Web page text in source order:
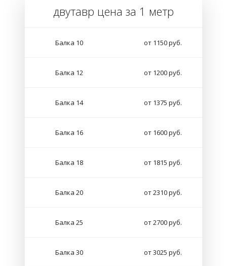
двутавр цена за 1 метр
Балка 10 от 1150 руб.
Балка 12 от 1200 руб.
Балка 14 от 1375 руб.
Балка 16 от 1600 руб.
Балка 18 от 1815 руб.
Балка 20 от 2310 руб.
Балка 25 от 2700 руб.
Балка 30 от 3025 руб.